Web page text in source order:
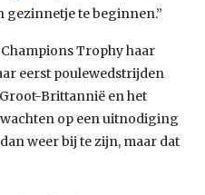
gezinnetje te beginnen.”
Trophy haar
eerst poulewedstrijden
Brittannië en het
op een uitnodiging
weer bij te zijn, maar dat